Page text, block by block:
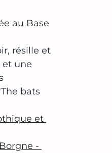
au Base
résille et
et une
bats
et
-